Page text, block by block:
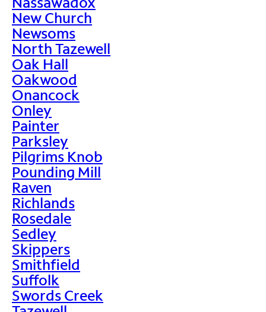
New Church
Newsoms
North Tazewell
Oak Hall
Oakwood
Onancock
Onley
Painter
Parksley
Pilgrims Knob
Pounding Mill
Raven
Richlands
Rosedale
Sedley
Skippers
Smithfield
Suffolk
Swords Creek